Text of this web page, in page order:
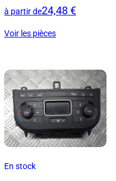
à partir de24,48 €
Voir les pièces
En stock